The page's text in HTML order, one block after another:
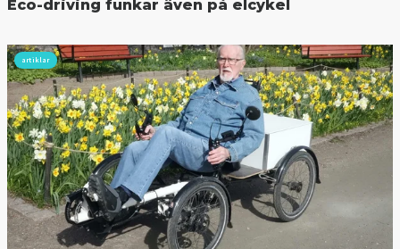
Eco-driving funkar även på elcykel
artiklar